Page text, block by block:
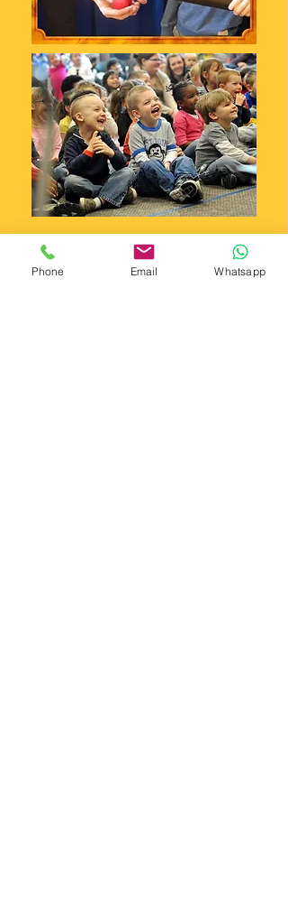
Phone Email Whatsapp